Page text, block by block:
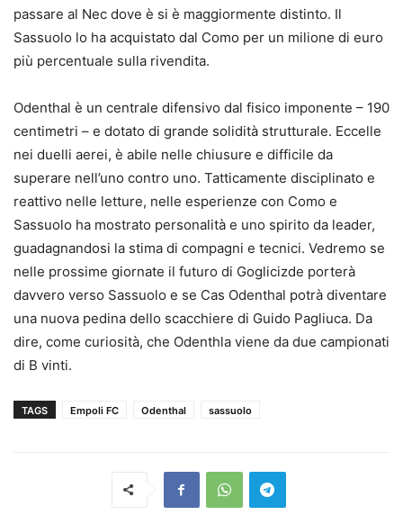
passare al Nec dove è si è maggiormente distinto. Il
Sassuolo lo ha acquistato dal Como per un milione di euro
più percentuale sulla rivendita.
Odenthal è un centrale difensivo dal fisico imponente – 190
centimetri – e dotato di grande solidità strutturale. Eccelle
nei duelli aerei, è abile nelle chiusure e difficile da
superare nell’uno contro uno. Tatticamente disciplinato e
reattivo nelle letture, nelle esperienze con Como e
Sassuolo ha mostrato personalità e uno spirito da leader,
guadagnandosi la stima di compagni e tecnici. Vedremo se
nelle prossime giornate il futuro di Goglicizde porterà
davvero verso Sassuolo e se Cas Odenthal potrà diventare
una nuova pedina dello scacchiere di Guido Pagliuca. Da
dire, come curiosità, che Odenthla viene da due campionati
di B vinti.
TAGS Empoli FC Odenthal sassuolo